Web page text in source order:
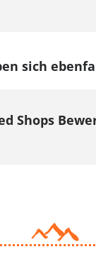
sich
Shops